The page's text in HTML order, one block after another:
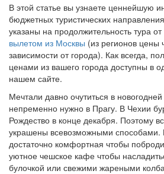
В этой статье вы узнаете ценнейшую
бюджетных туристических
указаны на продолжительность тура
вылетом из Москвы (из регионов цены
зависимости от города). Как всегда,
ценами из вашего города доступны в
нашем сайте.
Мечтали давно очутиться в
непременно нужно в Прагу. В Чехии
Рождество в конце декабря. Поэтому
украшены всевозможными способами.
достаточно комфортная чтобы
уютное чешское кафе чтобы
булочкой или свежими жареными